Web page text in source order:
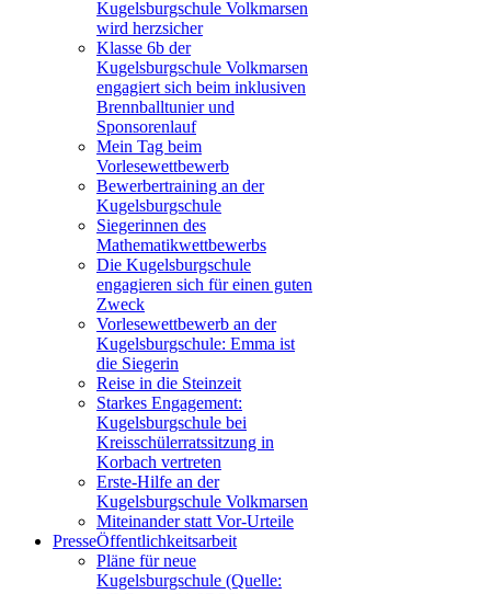
Kugelsburgschule Volkmarsen
wird herzsicher
Klasse 6b der
Kugelsburgschule Volkmarsen
engagiert sich beim inklusiven
Brennballtunier und
Sponsorenlauf
Mein Tag beim
Vorlesewettbewerb
Bewerbertraining an der
Kugelsburgschule
Siegerinnen des
Mathematikwettbewerbs
Die Kugelsburgschule
engagieren sich für einen guten
Zweck
Vorlesewettbewerb an der
Kugelsburgschule: Emma ist
die Siegerin
Reise in die Steinzeit
Starkes Engagement:
Kugelsburgschule bei
Kreisschülerratssitzung in
Korbach vertreten
Erste-Hilfe an der
Kugelsburgschule Volkmarsen
Miteinander statt Vor-Urteile
PresseÖffentlichkeitsarbeit
Pläne für neue
Kugelsburgschule (Quelle: